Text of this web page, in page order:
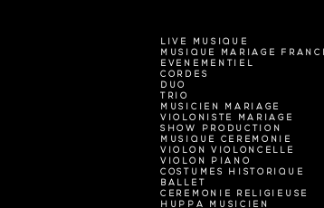
LIVE MUSIQUE
MUSIQUE MARIAGE
EVENEMENTIEL
CORDES
DUO
TRIO
MUSICIEN MARIAGE
VIOLONISTE MARIAGE
SHOW PRODUCTION
MUSIQUE CEREMONIE
VIOLON VIOLONCELLE
VIOLON PIANO
COSTUMES HISTORIQUE
BALLET
CEREMONIE RELIGIEUSE
HUPPA MUSICIEN